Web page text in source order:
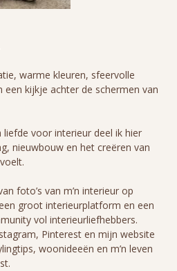
warme kleuren, sfeervolle
kijkje achter de schermen van
liefde voor interieur deel ik hier
nieuwbouw en het creëren van
foto’s van m’n interieur op
groot interieurplatform en een
vol interieurliefhebbers.
Pinterest en mijn website
woonideeën en m’n leven